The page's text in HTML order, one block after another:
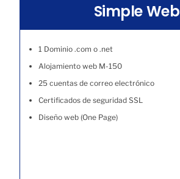
Simple Web
1 Dominio .com o .net
Alojamiento web M-150
25 cuentas de correo electrónico
Certificados de seguridad SSL
Diseño web (One Page)